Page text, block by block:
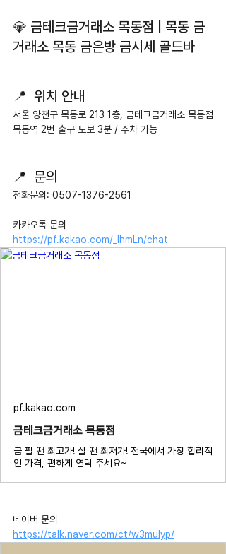
💎 금테크금거래소 목동점 | 목동 금
거래소 목동 금은방 금시세 골드바
📍  위치 안내
서울 양천구 목동로 213 1층, 금테크금거래소 목동점
목동역 2번 출구 도보 3분 / 주차 가능
📍  문의
전화문의: 0507-1376-2561
카카오톡 문의
https://pf.kakao.com/_IhmLn/chat
pf.kakao.com
금테크금거래소 목동점
금 팔 땐 최고가! 살 땐 최저가! 전국에서 가장 합리적
인 가격, 편하게 연락 주세요~
네이버 문의
https://talk.naver.com/ct/w3mulyp/